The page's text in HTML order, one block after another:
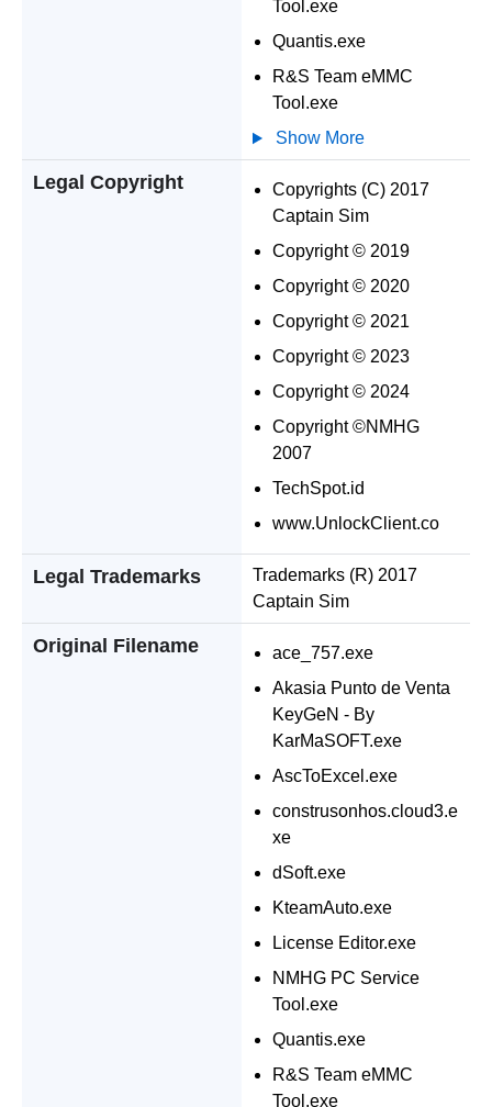
Tool.exe
Quantis.exe
R&S Team eMMC
Tool.exe
Show More
Legal Copyright
Copyrights (C) 2017
Captain Sim
Copyright © 2019
Copyright © 2020
Copyright © 2021
Copyright © 2023
Copyright © 2024
Copyright ©NMHG
2007
TechSpot.id
www.UnlockClient.co
Legal Trademarks
Trademarks (R) 2017
Captain Sim
Original Filename
ace_757.exe
Akasia Punto de Venta
KeyGeN - By
KarMaSOFT.exe
AscToExcel.exe
construsonhos.cloud3.e
xe
dSoft.exe
KteamAuto.exe
License Editor.exe
NMHG PC Service
Tool.exe
Quantis.exe
R&S Team eMMC
Tool.exe